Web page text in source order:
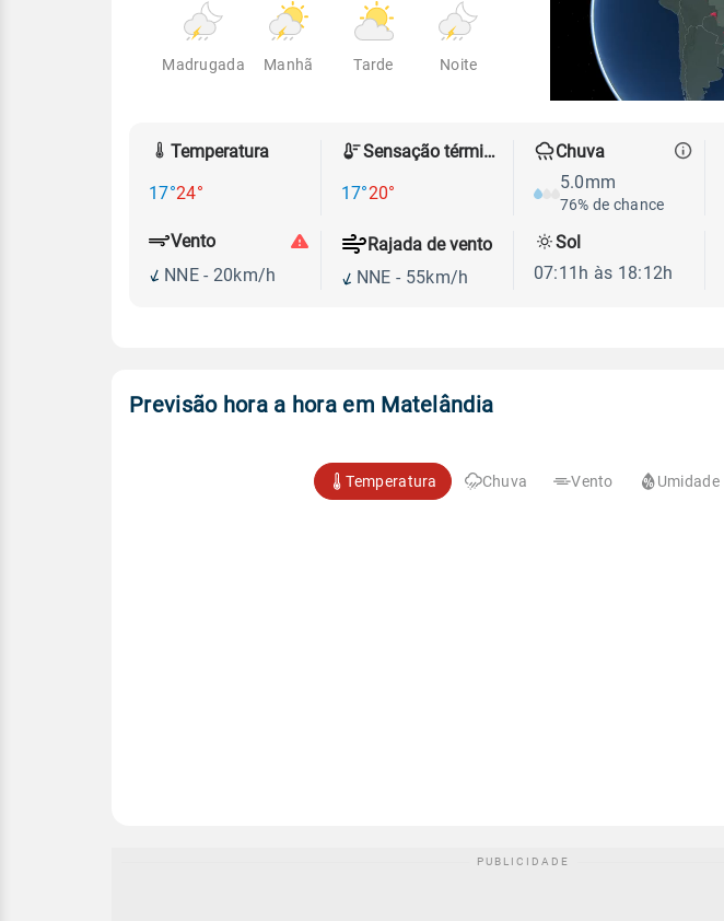
Madrugada Manhã Tarde Noite
Temperatura
17°24°
Sensação térmica
17°20°
Chuva
5.0mm
76% de chance
Vento
NNE - 20km/h
Rajada de vento
NNE - 55km/h
Sol
07:11h às 18:12h
Previsão hora a hora em Matelândia
Temperatura Chuva Vento Umidade